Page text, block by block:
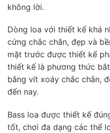
không lời.
Dòng loa với thiết kế khá
cứng chắc chắn, đẹp và
mặt trước được thiết kế
thiết kế là phương thức
bằng vít xoáy chắc chắn,
đến nay.
Bass loa được thiết kế
tốt, chơi đa dạng các thể